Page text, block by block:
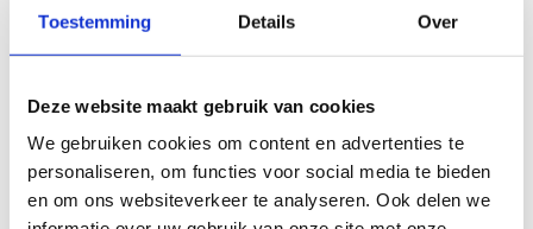
Toestemming Details Over
Deze website maakt gebruik van cookies
We gebruiken cookies om content en advertenties te
personaliseren, om functies voor social media te bieden
en om ons websiteverkeer te analyseren. Ook delen we
keuze.
24/7 spoedservice
Glaszetter in Soest voor al
uw glaswerk
Of u nu een ruit moet laten vervangen, dubbel glas wilt laten